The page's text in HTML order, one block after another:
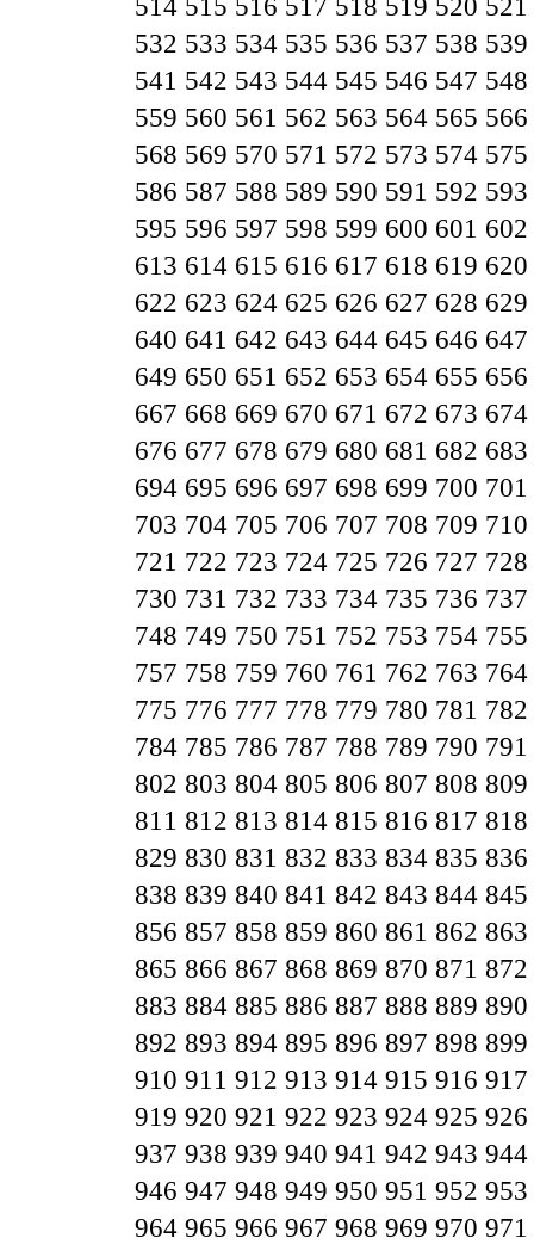
514 515 516 517 518 519 520 521
532 533 534 535 536 537 538 539
541 542 543 544 545 546 547 548
559 560 561 562 563 564 565 566
568 569 570 571 572 573 574 575
586 587 588 589 590 591 592 593
595 596 597 598 599 600 601 602
613 614 615 616 617 618 619 620
622 623 624 625 626 627 628 629
640 641 642 643 644 645 646 647
649 650 651 652 653 654 655 656
667 668 669 670 671 672 673 674
676 677 678 679 680 681 682 683
694 695 696 697 698 699 700 701
703 704 705 706 707 708 709 710
721 722 723 724 725 726 727 728
730 731 732 733 734 735 736 737
748 749 750 751 752 753 754 755
757 758 759 760 761 762 763 764
775 776 777 778 779 780 781 782
784 785 786 787 788 789 790 791
802 803 804 805 806 807 808 809
811 812 813 814 815 816 817 818
829 830 831 832 833 834 835 836
838 839 840 841 842 843 844 845
856 857 858 859 860 861 862 863
865 866 867 868 869 870 871 872
883 884 885 886 887 888 889 890
892 893 894 895 896 897 898 899
910 911 912 913 914 915 916 917
919 920 921 922 923 924 925 926
937 938 939 940 941 942 943 944
946 947 948 949 950 951 952 953
964 965 966 967 968 969 970 971